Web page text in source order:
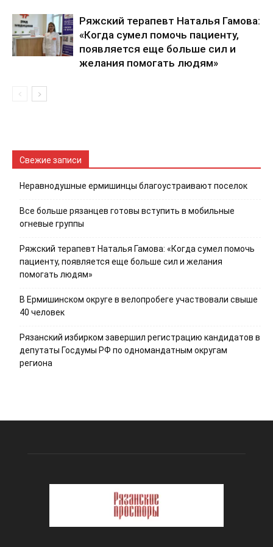
Ряжский терапевт Наталья Гамова:
«Когда сумел помочь пациенту,
появляется еще больше сил и
желания помогать людям»
Свежие записи
Неравнодушные ермишинцы благоустраивают поселок
Все больше рязанцев готовы вступить в мобильные
огневые группы
Ряжский терапевт Наталья Гамова: «Когда сумел помочь
пациенту, появляется еще больше сил и желания
помогать людям»
В Ермишинском округе в велопробеге участвовали свыше
40 человек
Рязанский избирком завершил регистрацию кандидатов в
депутаты Госдумы РФ по одномандатным округам
региона